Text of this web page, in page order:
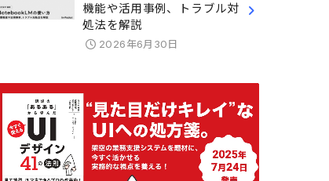
機能や活用事例、トラブル対
処法を解説
2026年6月30日